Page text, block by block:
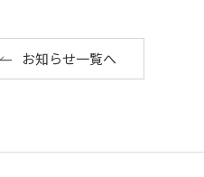
お知らせ一覧へ